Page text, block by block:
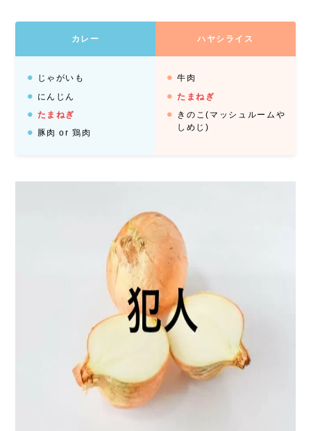
カレー ハヤシライス
じゃがいも
にんじん
たまねぎ
豚肉 or 鶏肉
牛肉
たまねぎ
きのこ(マッシュルームや
しめじ)